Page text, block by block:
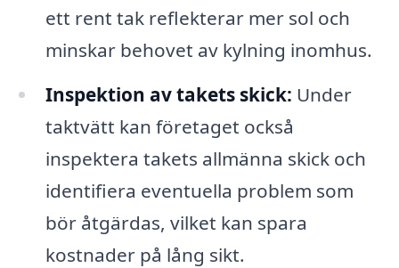
ett rent tak reflekterar mer sol och
minskar behovet av kylning inomhus.
Inspektion av takets skick: Under
taktvätt kan företaget också
inspektera takets allmänna skick och
identifiera eventuella problem som
bör åtgärdas, vilket kan spara
kostnader på lång sikt.